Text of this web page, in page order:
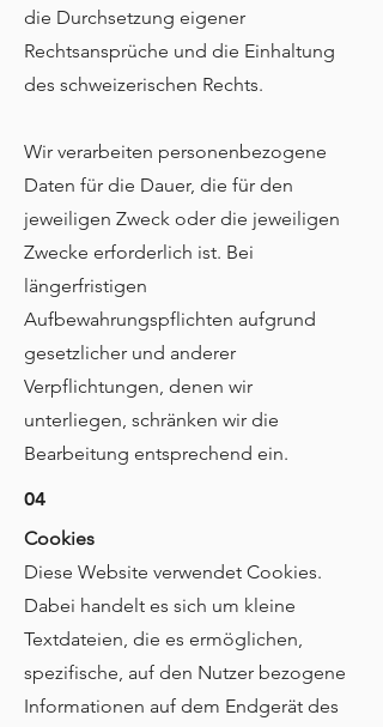
die Durchsetzung eigener
Rechtsansprüche und die Einhaltung
des schweizerischen Rechts.
Wir verarbeiten personenbezogene
Daten für die Dauer, die für den
jeweiligen Zweck oder die jeweiligen
Zwecke erforderlich ist. Bei
längerfristigen
Aufbewahrungspflichten aufgrund
gesetzlicher und anderer
Verpflichtungen, denen wir
unterliegen, schränken wir die
Bearbeitung entsprechend ein.
04
Cookies
Diese Website verwendet Cookies.
Dabei handelt es sich um kleine
Textdateien, die es ermöglichen,
spezifische, auf den Nutzer bezogene
Informationen auf dem Endgerät des